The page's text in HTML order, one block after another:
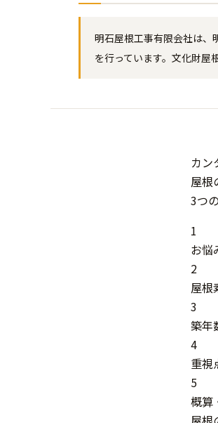
明石屋根工事有限会社は、
を行っています。文化財屋
カン
屋根
3つ
1
お悩
2
屋根
3
築年
4
重視
5
概算